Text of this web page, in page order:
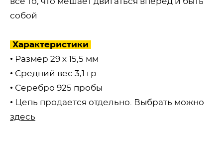
собой
Характеристики
• Размер 29 х 15,5 мм
• Средний вес 3,1 гр
• Серебро 925 пробы
• Цепь продается отдельно. Выбрать можно
здесь